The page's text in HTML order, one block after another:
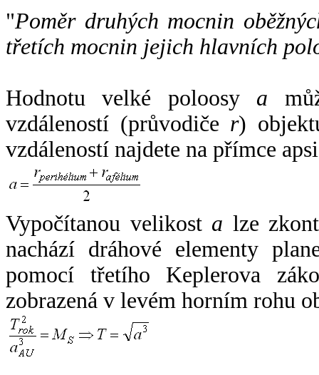
"Poměr druhých mocnin
třetích mocnin jejich hlavních
Hodnotu velké poloosy a
vzdáleností (průvodiče r)
vzdáleností najdete na přímce
Vypočítanou velikost a lze
nachází dráhové elementy
pomocí třetího Keplerova
zobrazená v levém horním rohu